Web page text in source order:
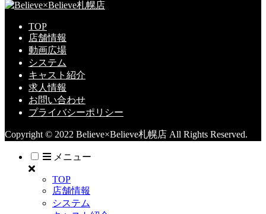
TOP
店舗情報
動画広場
システム
キャスト紹介
求人情報
お問い合わせ
プライバシーポリシー
Copyright © 2022 Believe×Believe札幌店 All Rights Reserved.
メニュー
TOP
店舗情報
システム